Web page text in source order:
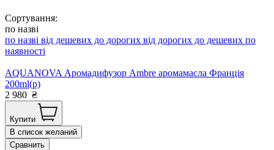
Сортування:
по назві
по назві від дешевих до дорогих від дорогих до дешевих по
наявності
AQUANOVA Аромадифузор Ambre аромамасла Франція
200ml(р)
2 980 ₴
Купити
В список желаний
Сравнить